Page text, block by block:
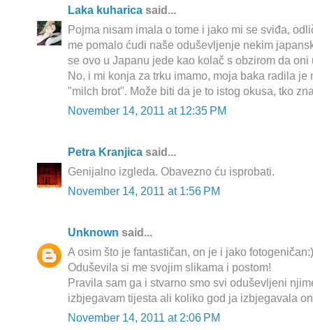
Laka kuharica said...
Pojma nisam imala o tome i jako mi se sviđa,
me pomalo ćudi naše oduševljenje nekim
se ovo u Japanu jede kao kolač s obzirom da
No, i mi konja za trku imamo, moja baka radila je
"milch brot". Može biti da je to istog okusa, tko
November 14, 2011 at 12:35 PM
Petra Kranjica said...
Genijalno izgleda. Obavezno ću isprobati.
November 14, 2011 at 1:56 PM
Unknown said...
A osim što je fantastičan, on je i jako
Oduševila si me svojim slikama i postom!
Pravila sam ga i stvarno smo svi oduševljeni
izbjegavam tijesta ali koliko god ja izbjegavala
November 14, 2011 at 2:06 PM